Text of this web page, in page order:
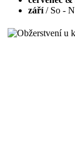
září/ So -